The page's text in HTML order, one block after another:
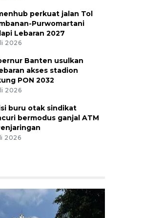
perkuat jalan Tol
Purwomartani
Lebaran 2027
2026
Banten usulkan
akses stadion
PON 2032
2026
buru otak sindikat
bermodus ganjal ATM
2026